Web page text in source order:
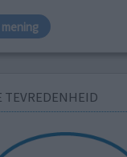
TEVREDENHEID